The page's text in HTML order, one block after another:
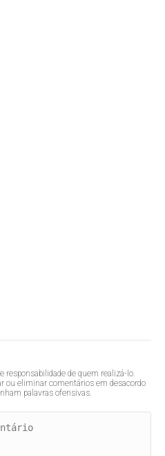
responsabilidade de quem realizá-lo.
ou eliminar comentários em desacordo
palavras ofensivas.